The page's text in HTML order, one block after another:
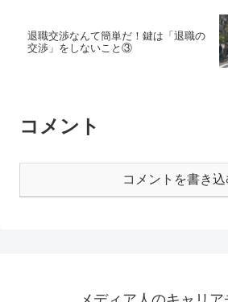
退職交渉なんて簡単だ！鍵は「退職の
交渉」をしないこと③
コメント
コメントを書き込